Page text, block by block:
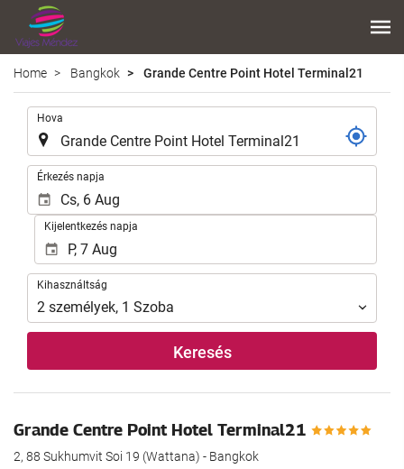
Home Bangkok Grande Centre Point Hotel Terminal21
Hova
Érkezés napja
Kijelentkezés napja
Kihasználtság
Kihasználtság
2 személyek, 1 Szoba
Keresés
Grande Centre Point Hotel Terminal21
2, 88 Sukhumvit Soi 19 (Wattana) - Bangkok